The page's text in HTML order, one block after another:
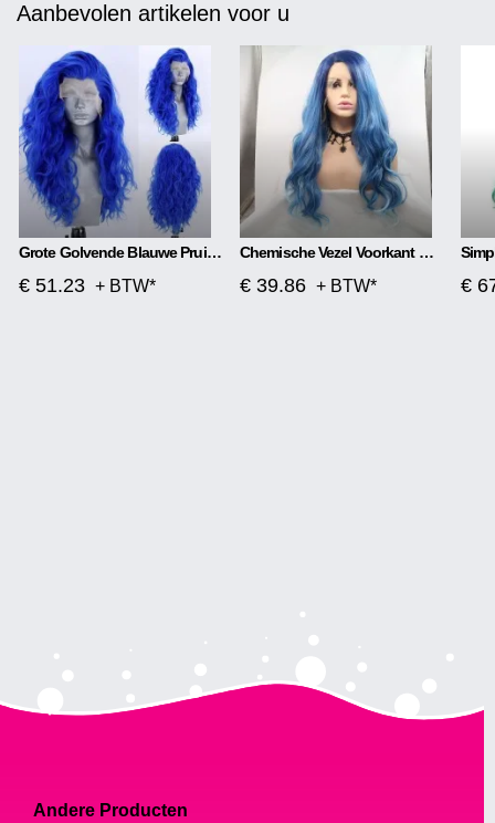
Aanbevolen artikelen voor u
Grote Golvende Blauwe Pruik Met Front Lace
€ 51.23 + BTW*
Chemische Vezel Voorkant Met Middenscheiding, Mat Lang Krullend Haar
€ 39.86 + BTW* €
Andere Producten